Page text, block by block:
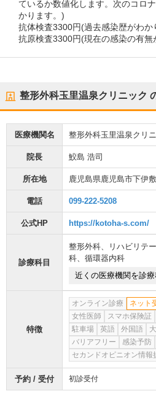
ているか数値化します。次のコロ
かります。)
抗体検査3300円(過去感染歴がわか
抗原検査3300円(現在の感染の有無
整形外科玉里温泉クリニック
医療機関名 整形外科玉里温泉クリ
院長 鮫島 浩司
所在地 鹿児島県鹿児島市下伊
電話 099-222-5208
公式HP https://kotoha-s.com/
診療科目
整形外科、 リハビリテ
科、 循環器内科
近くの医療機関を診
特徴
オンライン診療 ネット
女性医師
スマホ保険証
駐車場
英語 外国語
バリアフリー
感染予防
セカンドオピニオン情報
予約 / 受付 初診受付